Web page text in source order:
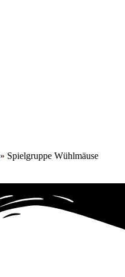
» Spielgruppe Wühlmäuse